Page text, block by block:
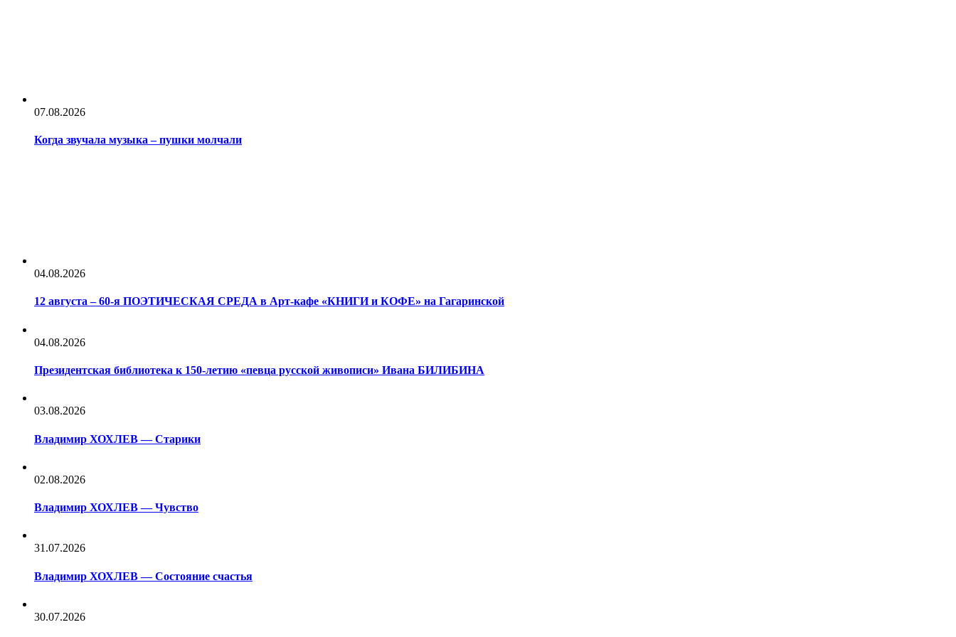
07.08.2026
Когда звучала музыка – пушки молчали
04.08.2026
12 августа – 60-я ПОЭТИЧЕСКАЯ СРЕДА в Арт-кафе «КНИГИ и КОФЕ» на Гагаринской
04.08.2026
Президентская библиотека к 150-летию «певца русской живописи» Ивана БИЛИБИНА
03.08.2026
Владимир ХОХЛЕВ — Старики
02.08.2026
Владимир ХОХЛЕВ — Чувство
31.07.2026
Владимир ХОХЛЕВ — Состояние счастья
30.07.2026